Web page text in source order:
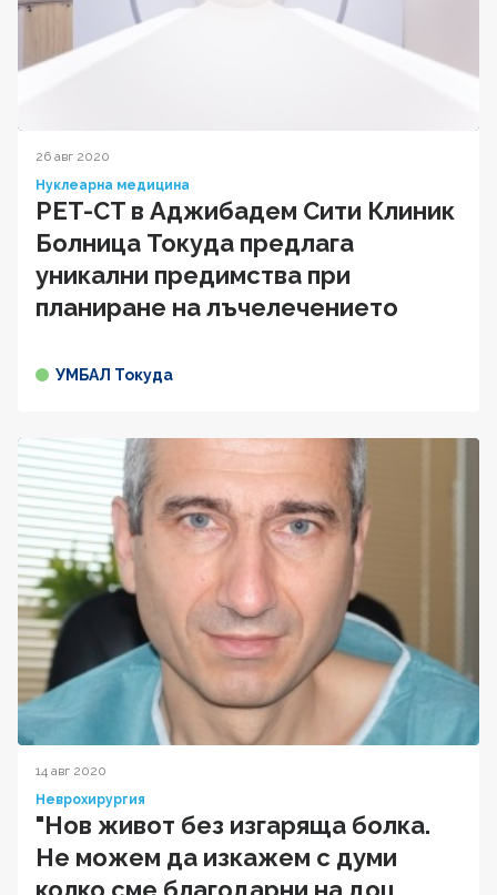
26 авг 2020
Нуклеарна медицина
PET-CT в Аджибадем Сити Клиник
Болница Токуда предлага
уникални предимства при
планиране на лъчелечението
УМБАЛ Токуда
14 авг 2020
Неврохирургия
"Нов живот без изгаряща болка.
Не можем да изкажем с думи